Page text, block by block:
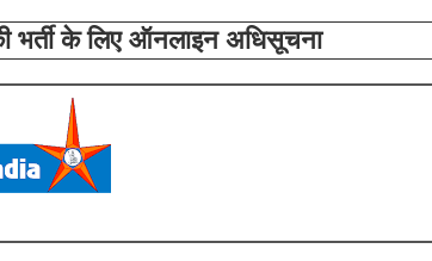
भर्ती के लिए ऑनलाइन अधिसूचना